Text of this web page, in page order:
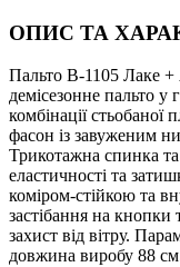
ОПИС ТА
Пальто В-1105 Лаке
демісезонне пальто у
комбінації
фасон із завуженим
Трикотажна спинка
еластичності та
коміром-стійкою та
застібання на кнопки
захист від вітру.
довжина виробу 88